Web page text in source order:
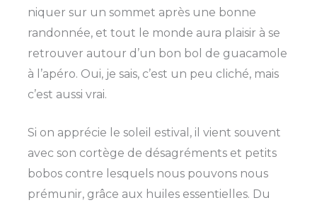
niquer sur un sommet après une bonne
randonnée, et tout le monde aura plaisir à se
retrouver autour d’un bon bol de guacamole
à l’apéro. Oui, je sais, c’est un peu cliché, mais
c’est aussi vrai.
Si on apprécie le soleil estival, il vient souvent
avec son cortège de désagréments et petits
bobos contre lesquels nous pouvons nous
prémunir, grâce aux huiles essentielles. Du